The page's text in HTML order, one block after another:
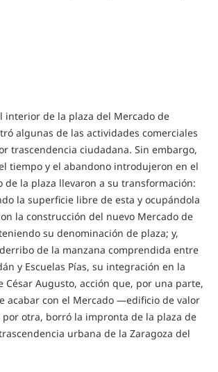
interior de la plaza del Mercado de
algunas de las actividades comerciales
trascendencia ciudadana. Sin embargo,
tiempo y el abandono introdujeron en el
de la plaza llevaron a su transformación:
la superficie libre de esta y ocupándola
la construcción del nuevo Mercado de
su denominación de plaza; y,
de la manzana comprendida entre
y Escuelas Pías, su integración en la
César Augusto, acción que, por una parte,
acabar con el Mercado —edificio de valor
otra, borró la impronta de la plaza de
urbana de la Zaragoza del